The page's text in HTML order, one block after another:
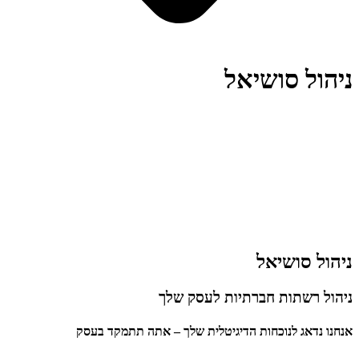
ניהול סושיאל
ניהול סושיאל
ניהול רשתות חברתיות לעסק שלך
אנחנו נדאג לנוכחות הדיגיטלית שלך – אתה תתמקד בעסק